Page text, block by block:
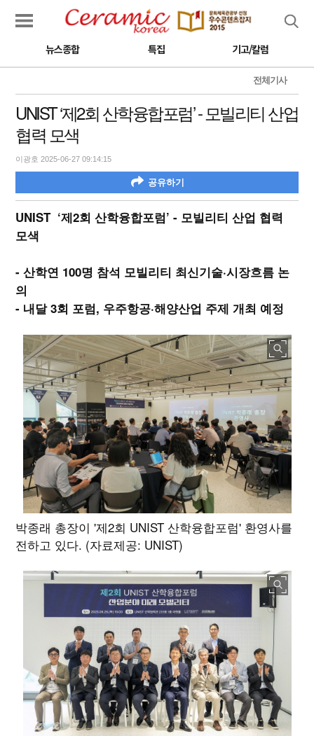
뉴스종합 특집 기고/칼럼
전체기사
UNIST ‘제2회 산학융합포럼’ - 모빌리티 산업
협력 모색
이광호 2025-06-27 09:14:15
공유하기
UNIST ‘제2회 산학융합포럼’ - 모빌리티 산업 협력
모색
- 산학연 100명 참석 모빌리티 최신기술·시장흐름 논
의
- 내달 3회 포럼, 우주항공·해양산업 주제 개최 예정
박종래 총장이 '제2회 UNIST 산학융합포럼' 환영사를
전하고 있다. (자료제공: UNIST)
검색